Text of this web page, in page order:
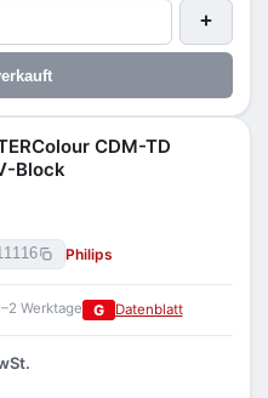
+
CDM-TD
Block
Philips
Werktage G Datenblatt